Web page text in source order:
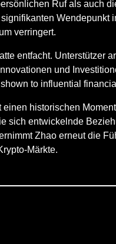
Ruf als auch
verringert.
entfacht. Unterstützer
und
to influential
historischen
sich entwickelnde
Zhao erneut die
Märkte.